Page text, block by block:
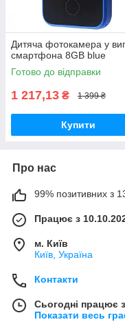
Дитяча фотокамера у
смартфона 8GB blue
Готово до відправки
1 217,13 ₴ 1 399 ₴
Купити
Про нас
99% позитивних з
Працює з
м. Київ
Київ, Україна
Контакти
Сьогодні працює
Показати весь